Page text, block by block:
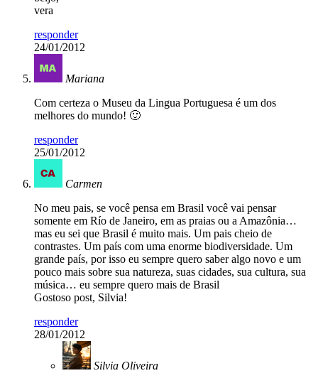
vera
responder
24/01/2012
Mariana
Com certeza o Museu da Lingua Portuguesa é um dos
melhores do mundo! 🙂
responder
25/01/2012
Carmen
No meu pais, se você pensa em Brasil você vai pensar
somente em Río de Janeiro, em as praias ou a Amazônia…
mas eu sei que Brasil é muito mais. Um pais cheio de
contrastes. Um país com uma enorme biodiversidade. Um
grande país, por isso eu sempre quero saber algo novo e um
pouco mais sobre sua natureza, suas cidades, sua cultura, sua
música… eu sempre quero mais de Brasil
Gostoso post, Silvia!
responder
28/01/2012
Silvia Oliveira